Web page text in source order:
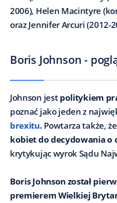
2006), Helen Macintyre
oraz Jennifer Arcuri (2012-
Boris Johnson -
Johnson jestpolitykiem
poznać jako jeden z
brexitu. Powtarza także,
kobiet do decydowania o
krytykując wyrok Sądu
Boris Johnson został
premierem Wielkiej